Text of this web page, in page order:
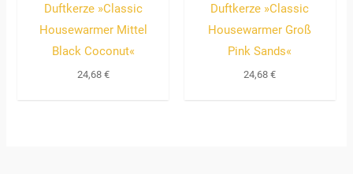
Duftkerze »Classic
Housewarmer Mittel
Black Coconut«
24,68 €
Duftkerze »Classic
Housewarmer Groß
Pink Sands«
24,68€